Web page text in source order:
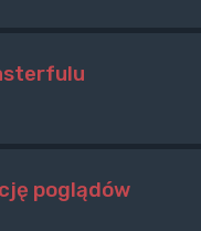
poglądów